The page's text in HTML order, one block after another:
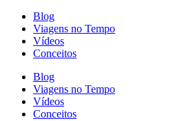
Blog
Viagens no Tempo
Vídeos
Conceitos
Blog
Viagens no Tempo
Vídeos
Conceitos